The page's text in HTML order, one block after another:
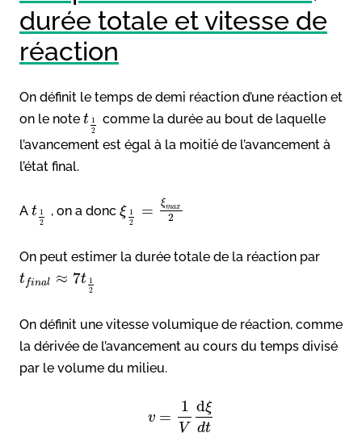
durée totale et vitesse de
réaction
On définit le temps de demi réaction d’une réaction et
on le note t 1
2
comme la durée au bout de laquelle
l’avancement est égal à la moitié de l’avancement à
l’état final.
A t 1
2
, on a doncξ 1
2
= ξmax
2
On peut estimer la durée totale de la réaction par
tfinal ≈ 7t 1
2
On définit une vitesse volumique de réaction, comme
la dérivée de l’avancement au cours du temps divisé
par le volume du milieu.
v =
1
V
dξ
dt